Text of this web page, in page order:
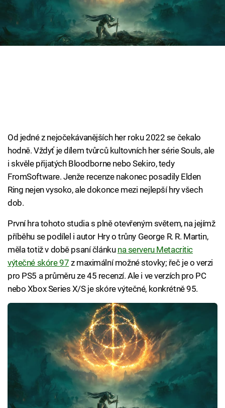
Cool Esport
Pořady
Sledujte nás
Od jedné z nejočekávanějších her roku 2022 se čekalo
hodně. Vždyť je dílem tvůrců kultovních her série Souls, ale
i skvěle přijatých Bloodborne nebo Sekiro, tedy
FromSoftware. Jenže recenze nakonec posadily Elden
Ring nejen vysoko, ale dokonce mezi nejlepší hry všech
dob.
První hra tohoto studia s plně otevřeným světem, na jejímž
příběhu se podílel i autor Hry o trůny George R. R. Martin,
měla totiž v době psaní článku na serveru Metacritic
výtečné skóre 97 z maximální možné stovky; řeč je o verzi
pro PS5 a průměru ze 45 recenzí. Ale i ve verzích pro PC
nebo Xbox Series X/S je skóre výtečné, konkrétně 95.